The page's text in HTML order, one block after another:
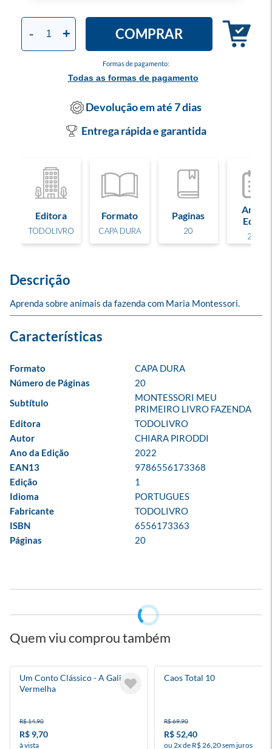
Formas de pagamento:
Todas as formas de pagamento
- + COMPRAR
Devolução em até 7 dias
Entrega rápida e garantida
Editora
TODOLIVRO
Formato
CAPA DURA
Paginas
20
Ano de
Edição
2022
Descrição
Aprenda sobre animais da fazenda com Maria Montessori.
Formato
CAPA DURA
Número de Páginas
20
Subtítulo
MONTESSORI MEU
PRIMEIRO LIVRO FAZENDA
Editora
TODOLIVRO
Autor
CHIARA PIRODDI
Ano da Edição
2022
EAN13
9786556173368
Edição
1
Idioma
PORTUGUES
Fabricante
TODOLIVRO
ISBN
6556173363
Páginas
20
Quem viu comprou também
Um Conto Clássico - A Galinha
Vermelha
R$ 14,90
R$ 9,70
à vista
Caos Total 10
R$ 69,90
R$ 52,40
ou 2x de R$ 26,20 sem juros